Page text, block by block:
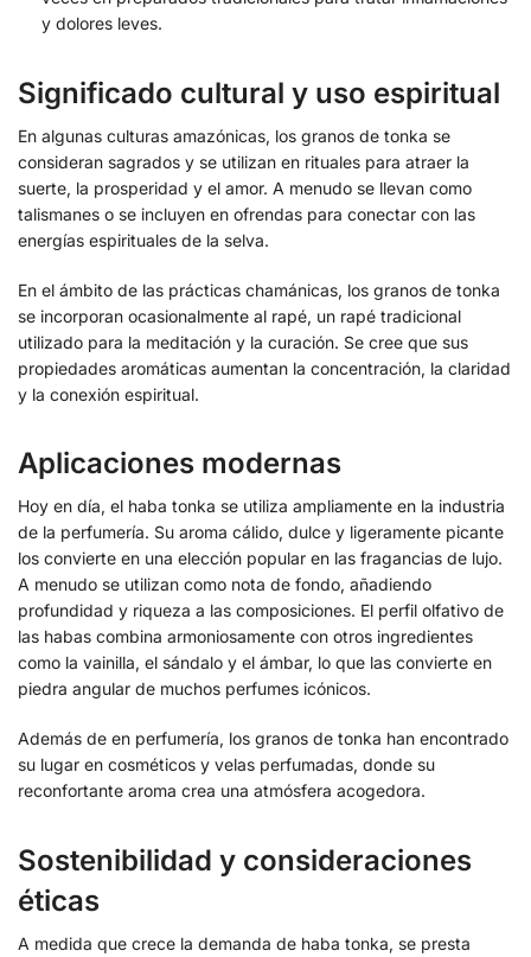
y dolores leves.
Significado cultural y uso espiritual
En algunas culturas amazónicas, los granos de tonka se
consideran sagrados y se utilizan en rituales para atraer la
suerte, la prosperidad y el amor. A menudo se llevan como
talismanes o se incluyen en ofrendas para conectar con las
energías espirituales de la selva.
En el ámbito de las prácticas chamánicas, los granos de tonka
se incorporan ocasionalmente al rapé, un rapé tradicional
utilizado para la meditación y la curación. Se cree que sus
propiedades aromáticas aumentan la concentración, la claridad
y la conexión espiritual.
Aplicaciones modernas
Hoy en día, el haba tonka se utiliza ampliamente en la industria
de la perfumería. Su aroma cálido, dulce y ligeramente picante
los convierte en una elección popular en las fragancias de lujo.
A menudo se utilizan como nota de fondo, añadiendo
profundidad y riqueza a las composiciones. El perfil olfativo de
las habas combina armoniosamente con otros ingredientes
como la vainilla, el sándalo y el ámbar, lo que las convierte en
piedra angular de muchos perfumes icónicos.
Además de en perfumería, los granos de tonka han encontrado
su lugar en cosméticos y velas perfumadas, donde su
reconfortante aroma crea una atmósfera acogedora.
Sostenibilidad y consideraciones
éticas
A medida que crece la demanda de haba tonka, se presta